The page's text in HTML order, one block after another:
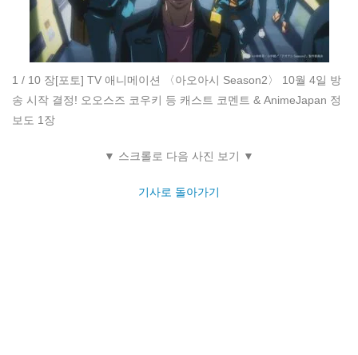
1 / 10 장[포토] TV 애니메이션 〈아오아시 Season2〉 10월 4일 방
송 시작 결정! 오오스즈 코우키 등 캐스트 코멘트 & AnimeJapan 정
보도 1장
▼ 스크롤로 다음 사진 보기 ▼
기사로 돌아가기